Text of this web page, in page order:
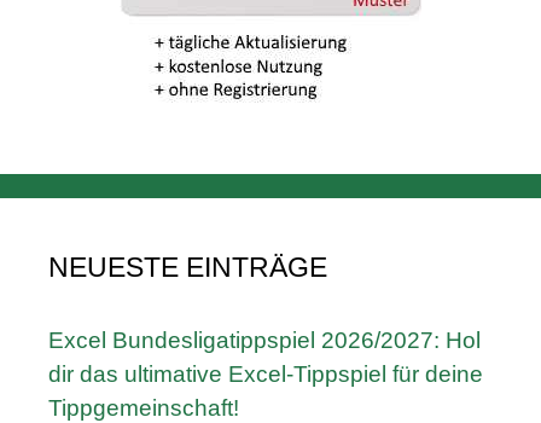
NEUESTE EINTRÄGE
Excel Bundesligatippspiel 2026/2027: Hol
dir das ultimative Excel-Tippspiel für deine
Tippgemeinschaft!